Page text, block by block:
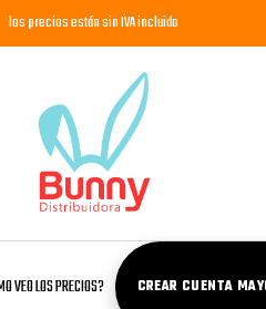
los precios están sin IVA incluido
VEO LOS PRECIOS? CREAR CUENTA